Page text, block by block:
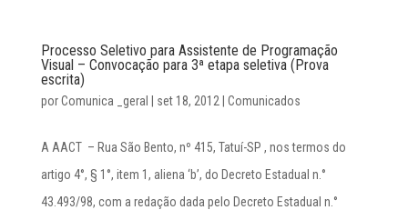
Processo Seletivo para Assistente de Programação
Visual – Convocação para 3ª etapa seletiva (Prova
escrita)
porComunica _geral set 18, 2012 Comunicados
A AACT – Rua São Bento, nº 415, Tatuí-SP , nos termos do
artigo 4°, § 1°, item 1, aliena ‘b’, do Decreto Estadual n.°
43.493/98, com a redação dada pelo Decreto Estadual n.°